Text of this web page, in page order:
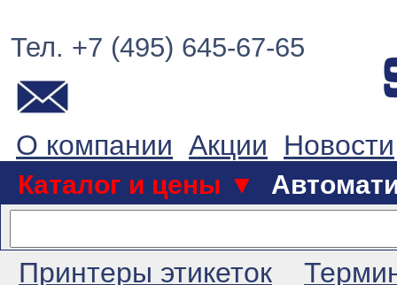
Тел. +7 (495) 645-67-65
О компании Акции Новости
Каталог и цены ▼
Принтеры этикеток